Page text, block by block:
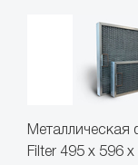
Металлическая
Filter 495 x 596 x